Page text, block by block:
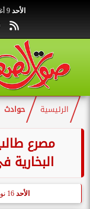
الأحد
الرئيسية حوادث
مصرع
البخارية
الأحد 16 نوفمبر 2025